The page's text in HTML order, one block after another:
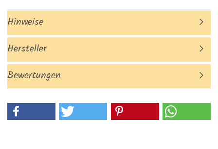
Hinweise
Hersteller
Bewertungen